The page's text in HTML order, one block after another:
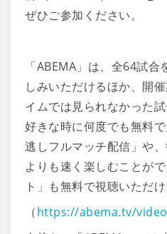
ぜひご参加ください。
「ABEMA」は、全64試
しみいただけるほか、開
イムでは見られなかった
好きな時に何度でも無料
逃しフルマッチ配信」や
よりも速く楽しむことが
ト」も無料で視聴いただけ
（https://abema.tv/